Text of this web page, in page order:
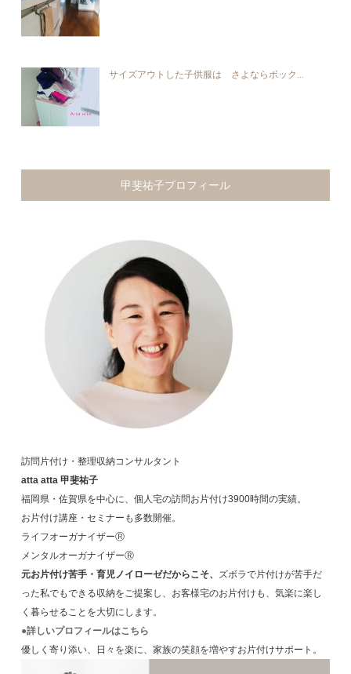
サイズアウトした子供服は さよならボック...
甲斐祐子プロフィール
訪問片付け・整理収納コンサルタント
atta atta 甲斐祐子
福岡県・佐賀県を中心に、個人宅の訪問お片付け3900時間の実績。
お片付け講座・セミナーも多数開催。
ライフオーガナイザーⓇ
メンタルオーガナイザーⓇ
元お片付け苦手・育児ノイローゼだからこそ、 ズボラで片付けが苦手だ
った私でもできる収納をご提案し、お客様宅のお片付けも、気楽に楽し
く暮らせることを大切にします。
●詳しいプロフィールはこちら
優しく寄り添い、日々を楽に、家族の笑顔を増やすお片付けサポート。